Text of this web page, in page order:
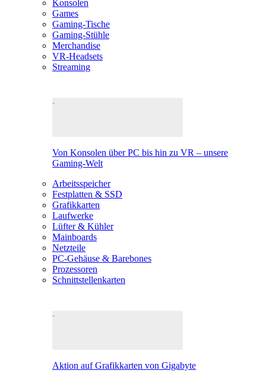
Konsolen
Games
Gaming-Tische
Gaming-Stühle
Merchandise
VR-Headsets
Streaming
Von Konsolen über PC bis hin zu VR – unsere
Gaming-Welt
Arbeitsspeicher
Festplatten & SSD
Grafikkarten
Laufwerke
Lüfter & Kühler
Mainboards
Netzteile
PC-Gehäuse & Barebones
Prozessoren
Schnittstellenkarten
Aktion auf Grafikkarten von Gigabyte